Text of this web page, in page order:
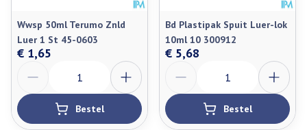
Wwsp 50ml Terumo Znld
Luer 1 St 45-0603
€ 1,65
Bestel
Bd Plastipak Spuit Luer-lok
10ml 10 300912
€ 5,68
Bestel